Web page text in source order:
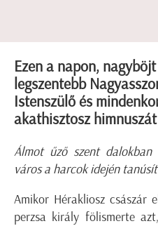
Ezen a napon,
legszentebb
Istenszülő és
akathisztosz
Álmot űző szent
városa harcok idején
Amikor Hérakliosz császár
perzsa király fölismerte